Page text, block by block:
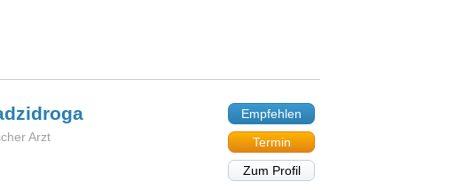
Arzt
Empfehlen
Termin
Zum Profil